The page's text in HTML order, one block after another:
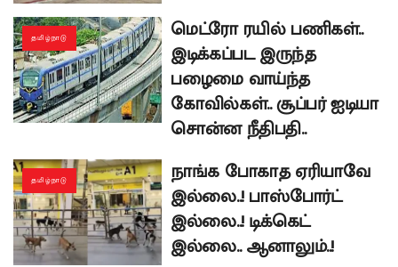
தமிழ்நாடு
மெட்ரோ ரயில் பணிகள்..
இடிக்கப்பட இருந்த
பழைமை வாய்ந்த
கோவில்கள்.. சூப்பர் ஐடியா
சொன்ன நீதிபதி..
தமிழ்நாடு
நாங்க போகாத ஏரியாவே
இல்லை..! பாஸ்போர்ட்
இல்லை..! டிக்கெட்
இல்லை.. ஆனாலும்..!